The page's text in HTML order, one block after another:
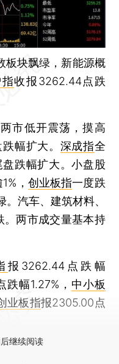
板块飘绿，新能源概
指收报3262.44点跌
市低开震荡，摸高
幅扩大。 深成指全
跌幅扩大。小盘股
， 创业板指一度跌
汽车、建筑材料、
。两市成交量基本持
报3262.44点跌幅
跌幅1.27%， 中小板
业板指报2305.00点
继续阅读